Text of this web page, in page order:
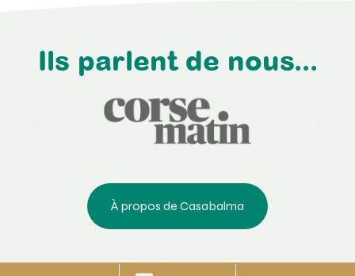
Ils parlent de nous...
À propos de Casabalma